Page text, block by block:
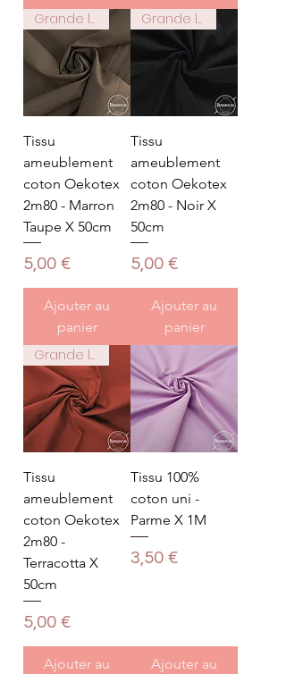
Grande largeur 2m80
Tissu
ameublement
coton Oekotex
2m80 - Marron
Taupe X 50cm
Prix
5,00 €
Ajouter au
panier
Grande largeur 2m80
Tissu
ameublement
coton Oekotex
2m80 - Noir X
50cm
Prix
5,00 €
Ajouter au
panier
Grande largeur 2m80
Tissu
ameublement
coton Oekotex
2m80 -
Terracotta X
50cm
Prix
5,00 €
Ajouter au
Tissu 100%
coton uni -
Parme X 1M
Prix
3,50 €
Ajouter au